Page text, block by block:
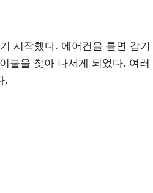
시작했다. 에어컨을 틀면 감기
불을 찾아 나서게 되었다. 여러
.